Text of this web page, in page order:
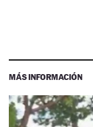
MÁS INFORMACIÓN